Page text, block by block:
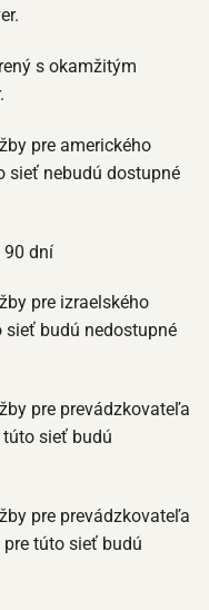
s okamžitým
pre amerického
sieť nebudú dostupné
90 dní
pre izraelského
sieť budú nedostupné
pre prevádzkovateľa
túto sieť budú
pre prevádzkovateľa
túto sieť budú